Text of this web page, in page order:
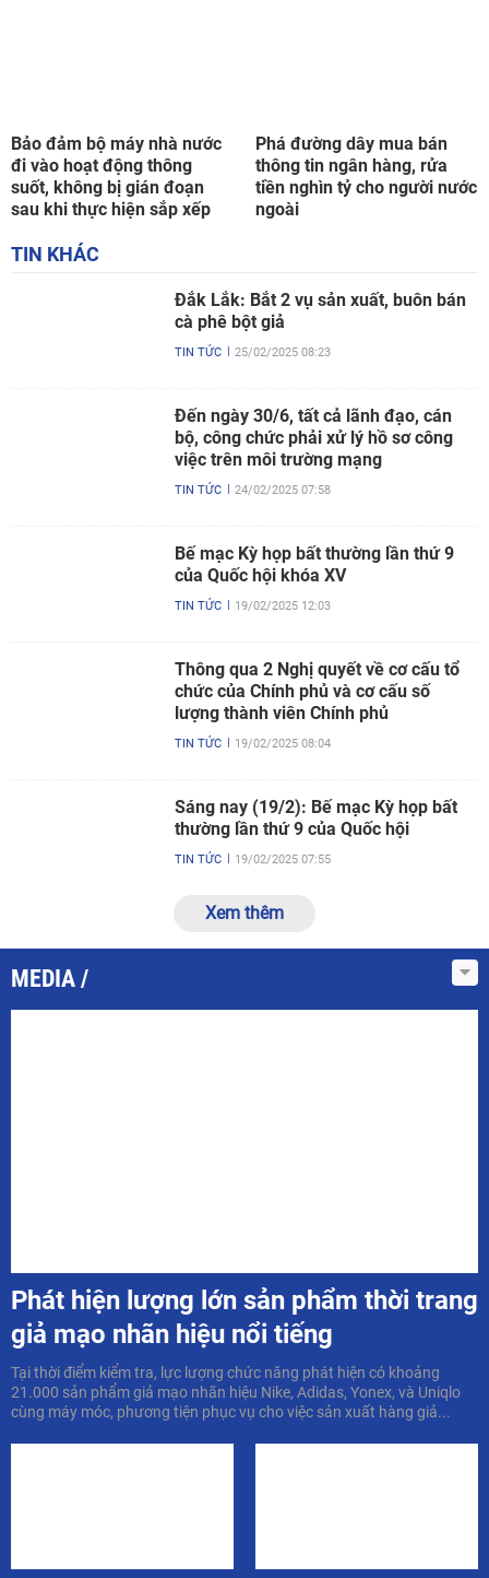
Bảo đảm bộ máy nhà nước
đi vào hoạt động thông
suốt, không bị gián đoạn
sau khi thực hiện sắp xếp
Phá đường dây mua bán
thông tin ngân hàng, rửa
tiền nghìn tỷ cho người nước
ngoài
TIN KHÁC
Đắk Lắk: Bắt 2 vụ sản xuất, buôn bán
cà phê bột giả
TIN TỨC 25/02/2025 08:23
Đến ngày 30/6, tất cả lãnh đạo, cán
bộ, công chức phải xử lý hồ sơ công
việc trên môi trường mạng
TIN TỨC 24/02/2025 07:58
Bế mạc Kỳ họp bất thường lần thứ 9
của Quốc hội khóa XV
TIN TỨC 19/02/2025 12:03
Thông qua 2 Nghị quyết về cơ cấu tổ
chức của Chính phủ và cơ cấu số
lượng thành viên Chính phủ
TIN TỨC 19/02/2025 08:04
Sáng nay (19/2): Bế mạc Kỳ họp bất
thường lần thứ 9 của Quốc hội
TIN TỨC 19/02/2025 07:55
Xem thêm
MEDIA
Phát hiện lượng lớn sản phẩm thời trang
giả mạo nhãn hiệu nổi tiếng
Tại thời điểm kiểm tra, lực lượng chức năng phát hiện có khoảng
21.000 sản phẩm giả mạo nhãn hiệu Nike, Adidas, Yonex, và Uniqlo
cùng máy móc, phương tiện phục vụ cho việc sản xuất hàng giả...